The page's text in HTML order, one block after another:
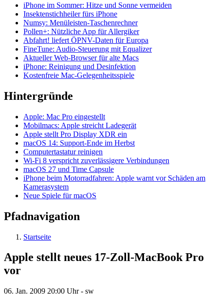
iPhone im Sommer: Hitze und Sonne vermeiden
Insektenstichheiler fürs iPhone
Numsy: Menüleisten-Taschenrechner
Pollen+: Nützliche App für Allergiker
Abfahrt! liefert ÖPNV-Daten für Europa
FineTune: Audio-Steuerung mit Equalizer
Aktueller Web-Browser für alte Macs
iPhone: Reinigung und Desinfektion
Kostenfreie Mac-Gelegenheitsspiele
Hintergründe
Apple: Mac Pro eingestellt
Mobilmacs: Apple streicht Ladegerät
Apple stellt Pro Display XDR ein
macOS 14: Support-Ende im Herbst
Computertastatur reinigen
Wi-Fi 8 verspricht zuverlässigere Verbindungen
macOS 27 und Time Capsule
iPhone beim Motorradfahren: Apple warnt vor Schäden am
Kamerasystem
Neue Spiele für macOS
Pfadnavigation
Startseite
Apple stellt neues 17-Zoll-MacBook Pro
vor
06. Jan. 2009 20:00 Uhr - sw